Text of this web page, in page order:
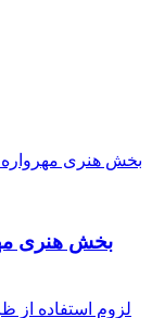
بخش هنری